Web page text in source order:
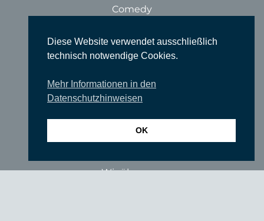
Comedy
Rundgänge
Filme
Sonstige Veranstaltungen
Wir über uns
Diese Website verwendet ausschließlich
technisch notwendige Cookies.
Mehr Informationen in den
Datenschutzhinweisen
OK